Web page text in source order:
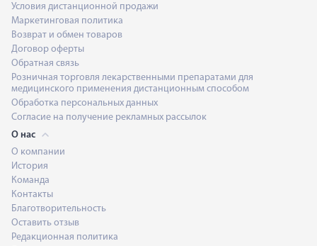
Условия дистанционной продажи
Маркетинговая политика
Возврат и обмен товаров
Договор оферты
Обратная связь
Розничная торговля лекарственными препаратами для
медицинского применения дистанционным способом
Обработка персональных данных
Согласие на получение рекламных рассылок
О нас
О компании
История
Команда
Контакты
Благотворительность
Оставить отзыв
Редакционная политика